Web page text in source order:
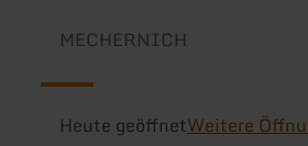
MECHERNICH
Heute geöffnetWeitere